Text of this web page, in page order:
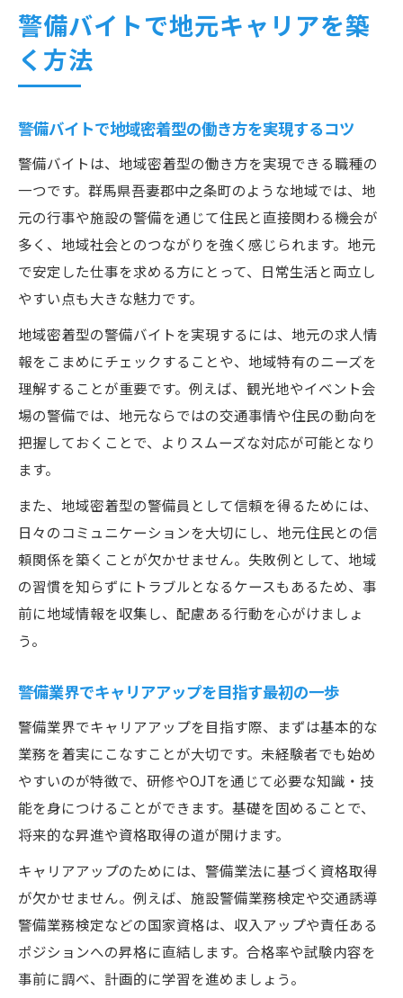
未経験から始める警備バイトの実践ポイン
ト
年収アップを目指すなら警備業が有力
警備バイトで年収アップを狙う具体的な方
法
警備業界の収入事情と昇給チャンスを徹底
解説
資格取得で警備バイトの収入を伸ばすポイ
夜勤や特殊警備で高収入を目指す現実的戦
略
警備職で平均年収を超えるためのキャリア
医師の診断書と警備員応募の必須ポイント
警備業で安心して働くための健康確認と注
意点
欠格事由を避けて警備バイトを始める方法
警備員の前職調査が必要な理由に迫る
警備業界で前職調査が重視される背景と理
由
警備員採用時の調査内容と個人情報保護の
実態
本人同意が必須となる前職調査のポイント
解説
警備職における経歴詐称チェックの重要性
警備バイトの前職調査で気を付けたい注意
事項
警備バイトで地元キャリアを築
く方法
警備バイトで地域密着型の働き方を実現するコツ
警備バイトは、地域密着型の働き方を実現できる職種の
一つです。群馬県吾妻郡中之条町のような地域では、地
元の行事や施設の警備を通じて住民と直接関わる機会が
多く、地域社会とのつながりを強く感じられます。地元
で安定した仕事を求める方にとって、日常生活と両立し
やすい点も大きな魅力です。
地域密着型の警備バイトを実現するには、地元の求人情
報をこまめにチェックすることや、地域特有のニーズを
理解することが重要です。例えば、観光地やイベント会
場の警備では、地元ならではの交通事情や住民の動向を
把握しておくことで、よりスムーズな対応が可能となり
ます。
また、地域密着型の警備員として信頼を得るためには、
日々のコミュニケーションを大切にし、地元住民との信
頼関係を築くことが欠かせません。失敗例として、地域
の習慣を知らずにトラブルとなるケースもあるため、事
前に地域情報を収集し、配慮ある行動を心がけましょ
う。
警備業界でキャリアアップを目指す最初の一歩
警備業界でキャリアアップを目指す際、まずは基本的な
業務を着実にこなすことが大切です。未経験者でも始め
やすいのが特徴で、研修やOJTを通じて必要な知識・技
能を身につけることができます。基礎を固めることで、
将来的な昇進や資格取得の道が開けます。
キャリアアップのためには、警備業法に基づく資格取得
が欠かせません。例えば、施設警備業務検定や交通誘導
警備業務検定などの国家資格は、収入アップや責任ある
ポジションへの昇格に直結します。合格率や試験内容を
事前に調べ、計画的に学習を進めましょう。